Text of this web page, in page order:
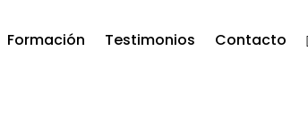
Formación Testimonios Contacto